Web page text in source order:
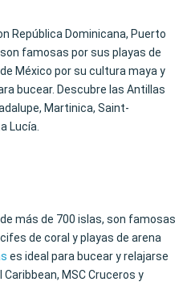
República Dominicana, Puerto
famosas por sus playas de
México por su cultura maya y
bucear. Descubre las Antillas
Martinica, Saint-
Lucía.
más de 700 islas, son famosas
de coral y playas de arena
es ideal para bucear y relajarse
MSC Cruceros y